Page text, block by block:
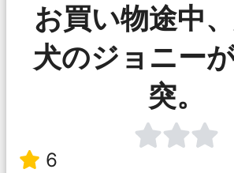
お買い物途中
犬のジョニー
突。
6